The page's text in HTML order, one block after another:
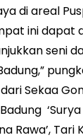
di areal
ini dapat
seni
Sekaa
Rawa’, Tari